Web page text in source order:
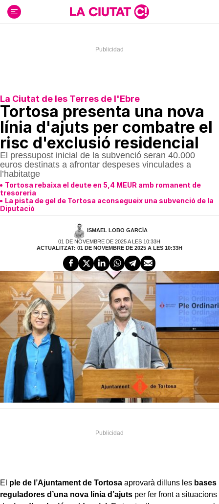
contenido
La Ciutat de les Terres de l'Ebre
Tortosa presenta una nova
línia d'ajuts per combatre el
risc d'exclusió residencial
El pressupost inicial de la subvenció seran 40.000
euros destinats a afrontar despeses vinculades a
l’habitatge
Tortosa rebaixa el deute en 5,4 MEUR amb romanent de
tresoreria
La pista de gel de Tortosa aconsegueix una subvenció de la
Diputació
ISMAEL LOBO GARCÍA
01 DE NOVEMBRE DE 2025 A LES 10:33H
ACTUALITZAT: 01 DE NOVEMBRE DE 2025 A LES 10:33H
El ple de l’Ajuntament de Tortosa aprovarà dilluns les bases
reguladores d’una nova línia d’ajuts per fer front a situacions